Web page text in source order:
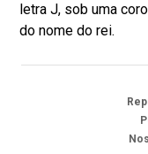
letra J, sob uma
do nome do rei.